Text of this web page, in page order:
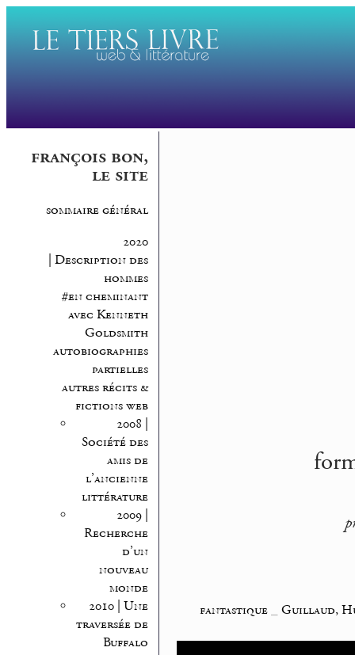
françois bon,
le site
sommaire général
2020
| Description des
hommes
#en cheminant
avec Kenneth
Goldsmith
autobiographies
partielles
autres récits &
fictions web
2008 |
Société des
amis de
l’ancienne
littérature
2009 |
Recherche
d’un
nouveau
monde
2010 | Une
traversée de
Buffalo
fantastique_ Guillaud,